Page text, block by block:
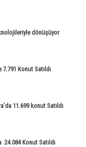
dönüşüyor
7.791 Konut Satıldı
11.699 konut Satıldı
24.084 Konut Satıldı